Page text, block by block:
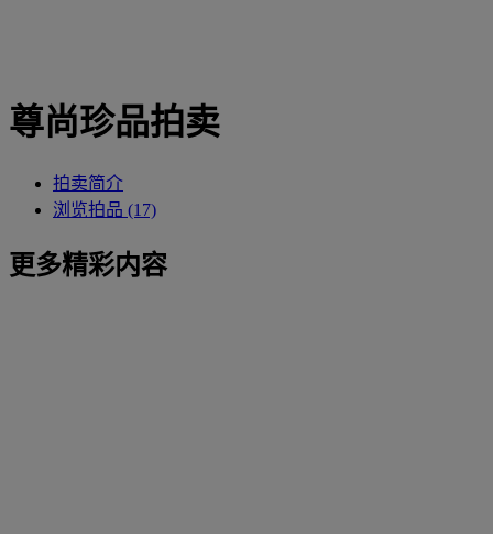
尊尚珍品拍卖
拍卖简介
浏览拍品 (17)
更多精彩内容